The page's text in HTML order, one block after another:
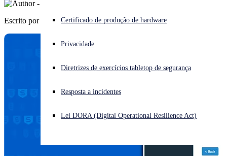
Enfrentando um ataque cibernético? Obtenha ajuda imediata
Português (Brasil) Open language switcher
Certificado de produção de hardware
Privacidade
Diretrizes de exercícios tabletop de segurança
Resposta a incidentes
Lei DORA (Digital Operational Resilience Act)
Escrito por Sophos